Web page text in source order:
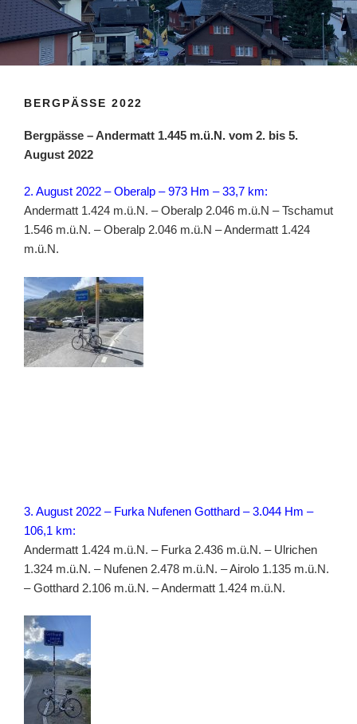
BERGPÄSSE 2022
Bergpässe – Andermatt 1.445 m.ü.N. vom 2. bis 5.
August 2022
2. August 2022 – Oberalp – 973 Hm – 33,7 km:
Andermatt 1.424 m.ü.N. – Oberalp 2.046 m.ü.N – Tschamut
1.546 m.ü.N. – Oberalp 2.046 m.ü.N – Andermatt 1.424
m.ü.N.
3. August 2022 – Furka Nufenen Gotthard – 3.044 Hm –
106,1 km:
Andermatt 1.424 m.ü.N. – Furka 2.436 m.ü.N. – Ulrichen
1.324 m.ü.N. – Nufenen 2.478 m.ü.N. – Airolo 1.135 m.ü.N.
– Gotthard 2.106 m.ü.N. – Andermatt 1.424 m.ü.N.